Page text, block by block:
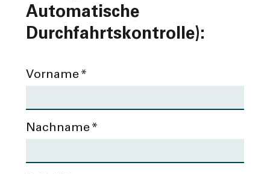
Automatische
Durchfahrtskontrolle):
Vorname *
Nachname *